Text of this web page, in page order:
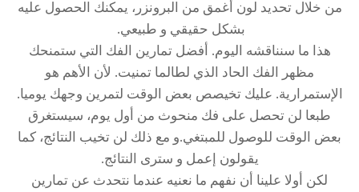
من خلال تحديد لون أغمق من البرونزر، يمكنك الحصول عليه
بشكل حقيقي و طبيعي.
هذا ما سنناقشه اليوم. أفضل تمارين الفك التي ستمنحك
مظهر الفك الحاد الذي لطالما تمنيت. لأن الأهم هو
الإستمرارية. عليك تخيصص بعض الوقت لتمرين وجهك يوميا.
طبعا لن تحصل على فك منحوث من أول يوم، سيستغرق
بعض الوقت للوصول للمبتغي.و مع ذلك لن تخيب النتائج، كما
يقولون إعمل و سترى النتائج.
لكن أولا علينا أن نفهم ما نعنيه عندما نتحدث عن تمارين